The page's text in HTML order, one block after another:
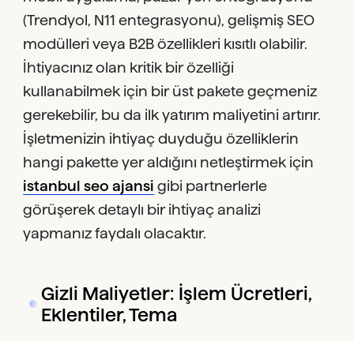
(Trendyol, N11 entegrasyonu), gelişmiş SEO
modülleri veya B2B özellikleri kısıtlı olabilir.
İhtiyacınız olan kritik bir özelliği
kullanabilmek için bir üst pakete geçmeniz
gerekebilir, bu da ilk yatırım maliyetini artırır.
İşletmenizin ihtiyaç duyduğu özelliklerin
hangi pakette yer aldığını netleştirmek için
istanbul seo ajansi gibi partnerlerle
görüşerek detaylı bir ihtiyaç analizi
yapmanız faydalı olacaktır.
Gizli Maliyetler: İşlem Ücretleri,
Eklentiler, Tema